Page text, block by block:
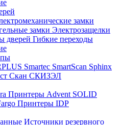
замки
замки Электрозащелки
дверей Гибкие переходы
Smartec SmartScan Sphinx
Скан СКИЗЭЛ
Принтеры Advent SOLID
Принтеры IDP
Источники резервного